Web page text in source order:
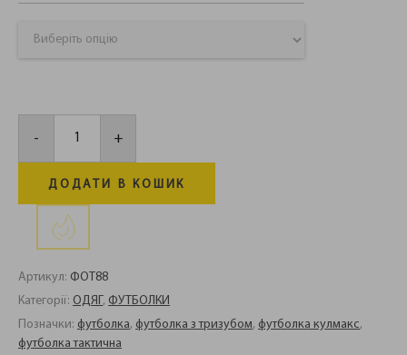
-
Футболка
олива
кількість
+
ДОДАТИ В КОШИК
Артикул: ФОТ88
Категорії: ОДЯГ , ФУТБОЛКИ
Позначки: футболка, футболка з тризубом, футболка кулмакс,
футболка тактична